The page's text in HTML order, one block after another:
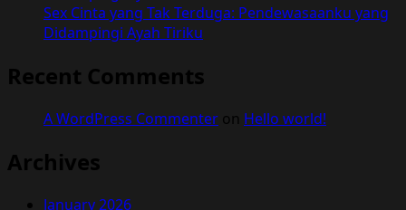
Sex Cinta yang Tak Terduga: Pendewasaanku yang
Didampingi Ayah Tiriku
Recent Comments
A WordPress Commenter on Hello world!
Archives
January 2026